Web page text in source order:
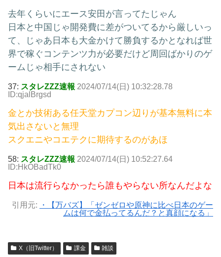
去年くらいにエース安田が言ってたじゃん
日本と中国じゃ開発費に差がついてるから厳しいっ
て、じゃあ日本も大金かけて勝負するかとなれば世
界で稼ぐコンテンツ力が必要だけど周回ばかりのゲ
ームじゃ相手にされない
37: スタレZZZ速報 2024/07/14(日) 10:32:28.78
ID:qjalBrgsd
金とか技術ある任天堂カプコン辺りが基本無料に本
気出さないと無理
スクエニやコエテクに期待するのがあほ
58: スタレZZZ速報 2024/07/14(日) 10:52:27.64
ID:HkOBadTk0
日本は流行らなかったら誰もやらない所なんだよな
引用元:
・【万バズ】「ゼンゼロや原神に比べ日本のゲー
ムは何で金払ってるんだ？と真顔になる」
X（旧Twitter） 課金 雑談